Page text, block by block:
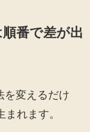
番で差が出
を変えるだけ
れます。